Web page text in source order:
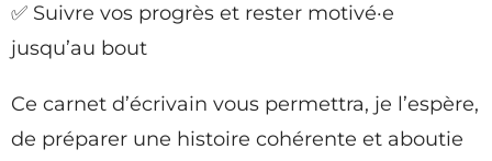
✅ Suivre vos progrès et rester motivé·e
jusqu’au bout
Ce carnet d’écrivain vous permettra, je l’espère,
de préparer une histoire cohérente et aboutie